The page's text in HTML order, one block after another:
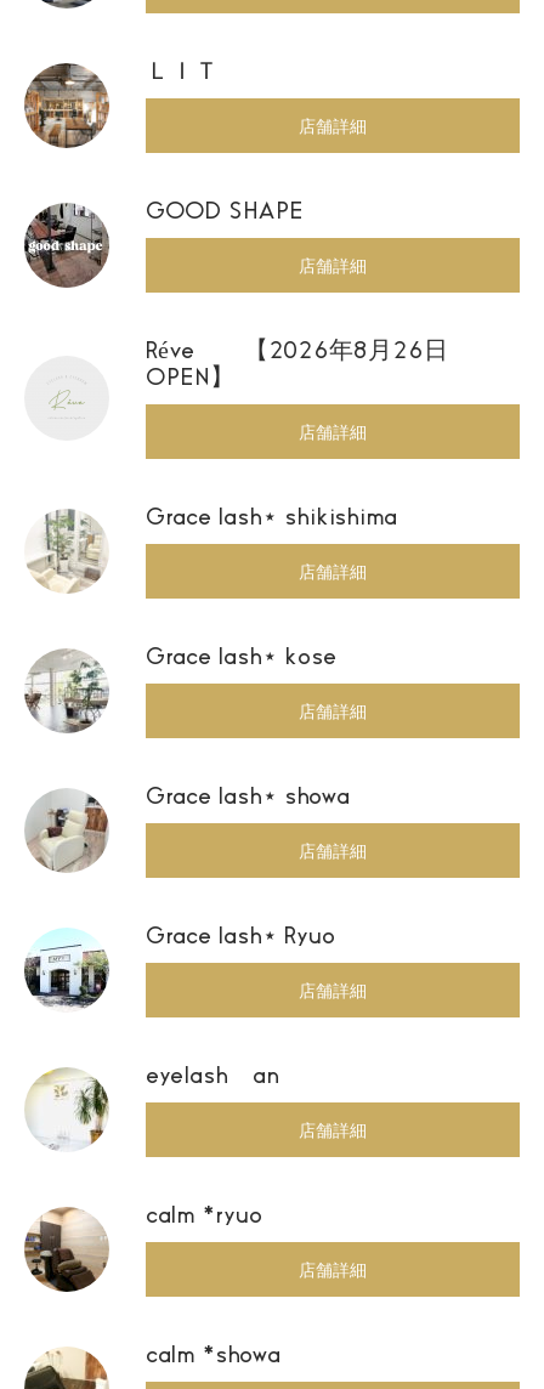
ＬＩＴ
店舗詳細
GOOD SHAPE
店舗詳細
Réve 【2026年8月26日
OPEN】
店舗詳細
Grace lash⋆ shikishima
店舗詳細
Grace lash⋆ kose
店舗詳細
Grace lash⋆ showa
店舗詳細
Grace lash⋆ Ryuo
店舗詳細
eyelash an
店舗詳細
calm *ryuo
店舗詳細
calm *showa